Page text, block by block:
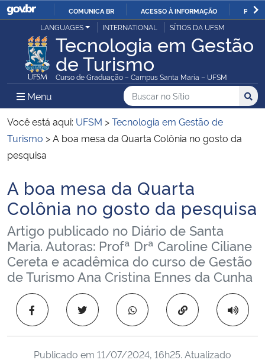
IR
PARA
O
CONTEÚDO
COMUNICA BR ACESSO À INFORMAÇÃO
Ministério da Justiça e Segurança Pública
Ministério da Defesa
Ministério das Relações Exteriores
Ministério da Economia
Ministério da Infraestrutura
Ministério da Agricultura, Pecuária e Abastecimento
Ministério da Educação
Ministério da Cidadania
Ministério da Saúde
Ministério de Minas e Energia
LANGUAGES INTERNATIONAL SÍTIOS DA UFSM
Tecnologia em Gestão
de Turismo
Curso de Graduação – Campus Santa Maria – UFSM
Menu Menu Principal do Sítio
Busca
Buscar no no Sítio
Busca:
Você está aqui: UFSM >Tecnologia em Gestão de
Turismo >A boa mesa da Quarta Colônia no gosto da
pesquisa
Início do conteúdo
A boa mesa da Quarta
Colônia no gosto da pesquisa
Artigo publicado no Diário de Santa
Maria. Autoras: Profª Drª Caroline Ciliane
Cereta e acadêmica do curso de Gestão
de Turismo Ana Cristina Ennes da Cunha
Copiar para área
Publicado em 11/07/2024, 16h25. Atualizado